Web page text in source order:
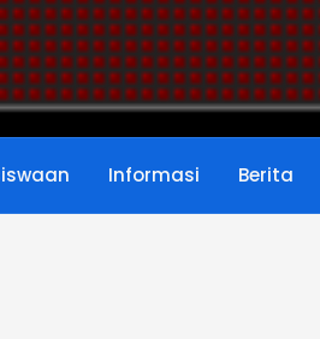
Inilah 10 Dasar
Revisi 2019-2020...
Guru PNS Tahun 2020/
PAUD, Dikdas dan
Informasi Berita